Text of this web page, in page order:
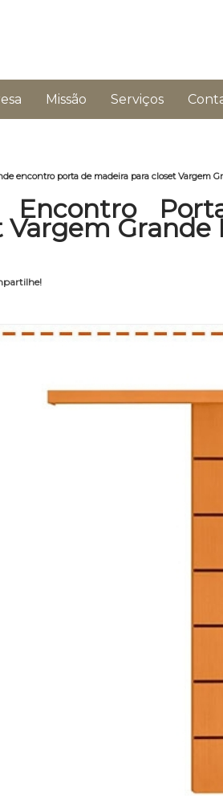
Missão Serviços
encontro porta de madeira para closet Vargem
Encontro
Vargem Grande